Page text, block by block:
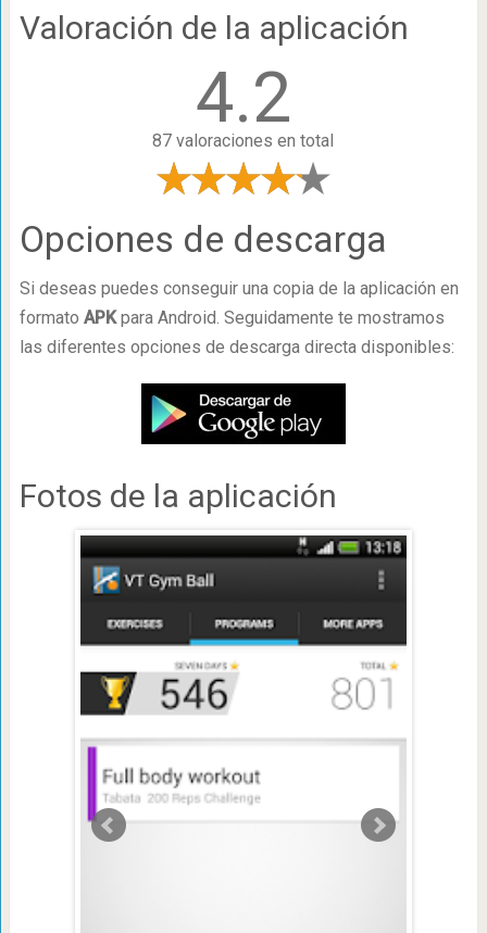
Valoración de la aplicación
4.2
87 valoraciones en total
Opciones de descarga
Si deseas puedes conseguir una copia de la aplicación en
formato APKpara Android. Seguidamente te mostramos
las diferentes opciones de descarga directa disponibles:
Fotos de la aplicación